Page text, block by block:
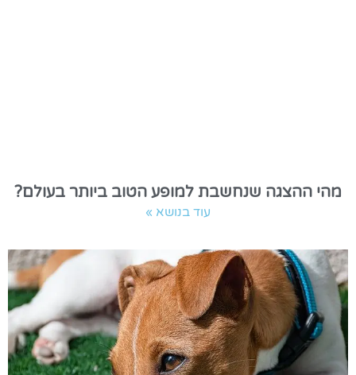
מהי ההצגה שנחשבת למופע הטוב ביותר בעולם?
עוד בנושא »